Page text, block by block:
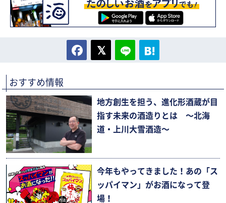
おすすめ情報
地方創生を担う、進化形酒蔵が目
指す未来の酒造りとは 〜北海
道・上川大雪酒造〜
今年もやってきました！あの「ス
ッパイマン」がお酒になって登
場！